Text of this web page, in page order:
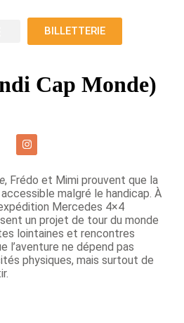
BILLETTERIE
Cap Monde)
, Frédo et Mimi prouvent que la
malgré le handicap. À
Mercedes 4×4
un projet de tour du monde
lointaines et rencontres
l’aventure ne dépend pas
physiques, mais surtout de